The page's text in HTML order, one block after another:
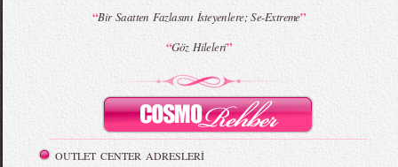
“Bir Saatten Fazlasını İsteyenlere; Se-Extreme”
“Göz Hileleri”
OUTLET CENTER ADRESLERİ